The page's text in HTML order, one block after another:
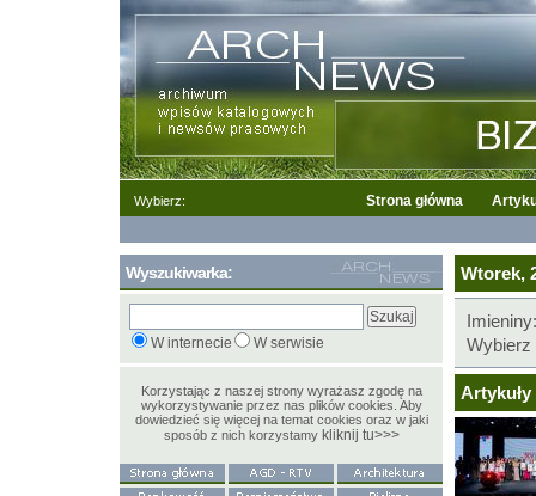
Wybierz: Strona główna
Wtorek,
Wybierz
Wyszukiwarka:
W internecie W serwisie
Korzystając z naszej strony wyrażasz zgodę na
wykorzystywanie przez nas plików cookies. Aby
dowiedzieć się więcej na temat cookies oraz w jaki
sposób z nich korzystamy kliknij tu>>>